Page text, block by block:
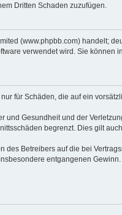
Dritten Schaden zuzufügen.
(www.phpbb.com) handelt;
verwendet wird. Sie können
für Schäden, die auf ein
Gesundheit und der
begrenzt. Dies gilt
des Betreibers auf die bei
entgangenen Gewinn.